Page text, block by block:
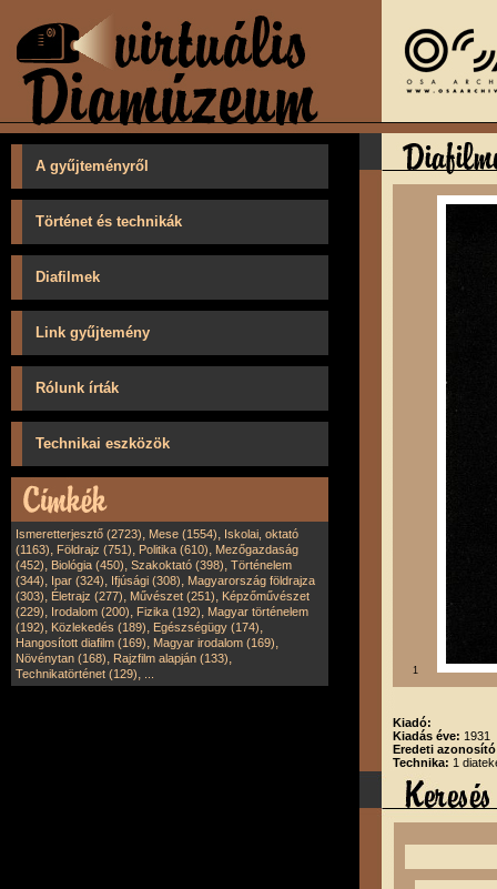
A gyűjteményről
Történet és technikák
Diafilmek
Link gyűjtemény
Rólunk írták
Technikai eszközök
Ismeretterjesztő (2723), Mese (1554), Iskolai, oktató
(1163), Földrajz (751), Politika (610), Mezőgazdaság
(452), Biológia (450), Szakoktató (398), Történelem
(344), Ipar (324), Ifjúsági (308), Magyarország földrajza
(303), Életrajz (277), Művészet (251), Képzőművészet
(229), Irodalom (200), Fizika (192), Magyar történelem
(192), Közlekedés (189), Egészségügy (174),
Hangosított diafilm (169), Magyar irodalom (169),
Növénytan (168), Rajzfilm alapján (133),
Technikatörténet (129), 1
Kiadó:
Kiadás éve: 1931
Eredeti
Technika: 1